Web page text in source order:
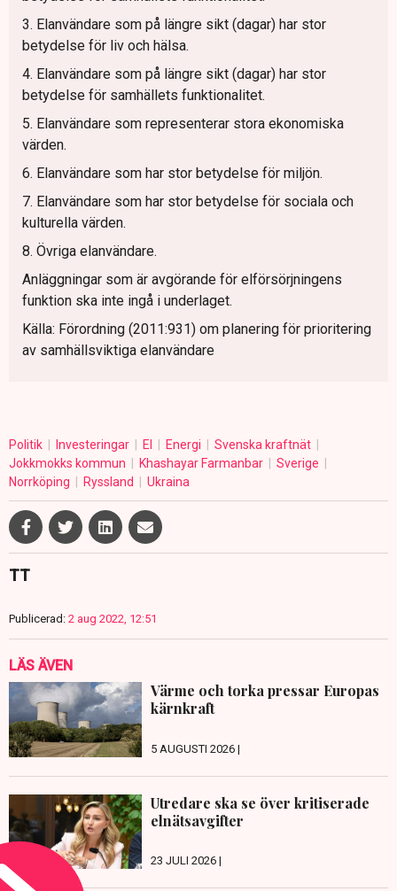
3. Elanvändare som på längre sikt (dagar) har stor
betydelse för liv och hälsa.
4. Elanvändare som på längre sikt (dagar) har stor
betydelse för samhällets funktionalitet.
5. Elanvändare som representerar stora ekonomiska
värden.
6. Elanvändare som har stor betydelse för miljön.
7. Elanvändare som har stor betydelse för sociala och
kulturella värden.
8. Övriga elanvändare.
Anläggningar som är avgörande för elförsörjningens
funktion ska inte ingå i underlaget.
Källa: Förordning (2011:931) om planering för prioritering
av samhällsviktiga elanvändare
Politik Investeringar El Energi
Svenska kraftnät
Jokkmokks kommun
Khashayar Farmanbar
Sverige
Norrköping
Ryssland Ukraina
TT
Publicerad: 2 aug 2022, 12:51
LÄS ÄVEN
Värme och torka pressar Europas
kärnkraft
5 AUGUSTI 2026 |
Utredare ska se över kritiserade
elnätsavgifter
23 JULI 2026 |